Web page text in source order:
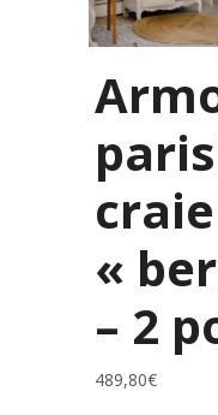
craie
«
– 2
489,80€